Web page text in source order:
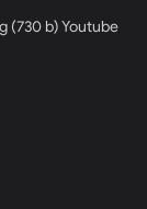
Youtube